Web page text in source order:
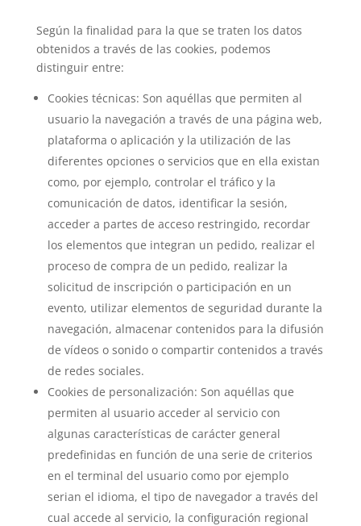
Según la finalidad para la que se traten los datos
obtenidos a través de las cookies, podemos
distinguir entre:
Cookies técnicas: Son aquéllas que permiten al
usuario la navegación a través de una página web,
plataforma o aplicación y la utilización de las
diferentes opciones o servicios que en ella existan
como, por ejemplo, controlar el tráfico y la
comunicación de datos, identificar la sesión,
acceder a partes de acceso restringido, recordar
los elementos que integran un pedido, realizar el
proceso de compra de un pedido, realizar la
solicitud de inscripción o participación en un
evento, utilizar elementos de seguridad durante la
navegación, almacenar contenidos para la difusión
de vídeos o sonido o compartir contenidos a través
de redes sociales.
Cookies de personalización: Son aquéllas que
permiten al usuario acceder al servicio con
algunas características de carácter general
predefinidas en función de una serie de criterios
en el terminal del usuario como por ejemplo
serian el idioma, el tipo de navegador a través del
cual accede al servicio, la configuración regional